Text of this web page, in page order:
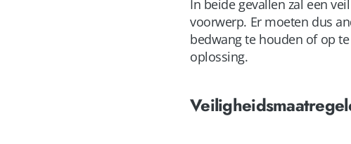
In beide gevallen zal een
voorwerp. Er moeten dus
bedwang te houden of op
oplossing.